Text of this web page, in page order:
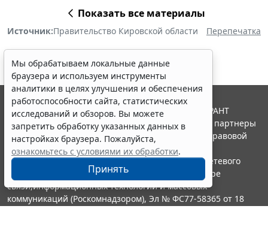
Показать все материалы
Источник:Правительство Кировской области Перепечатка
Мы обрабатываем локальные данные
браузера и используем инструменты
аналитики в целях улучшения и обеспечения
работоспособности сайта, статистических
исследований и обзоров. Вы можете
запретить обработку указанных данных в
настройках браузера. Пожалуйста,
ознакомьтесь с условиями их обработки.
Принять
© ООО "НПП "ГАРАНТ-СЕРВИС", 2026. Система ГАРАНТ
выпускается с 1990 года. Компания "Гарант" и ее партнеры
являются участниками Российской ассоциации правовой
информации ГАРАНТ.
Портал ГАРАНТ.РУ зарегистрирован в качестве сетевого
издания Федеральной службой по надзору в сфере
связи,информационных технологий и массовых
коммуникаций (Роскомнадзором), Эл № ФС77-58365 от 18